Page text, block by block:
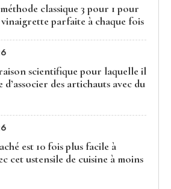
classique 3 pour 1 pour
parfaite à chaque fois
scientifique pour laquelle il
des artichauts avec du
est 10 fois plus facile à
cet ustensile de cuisine à moins